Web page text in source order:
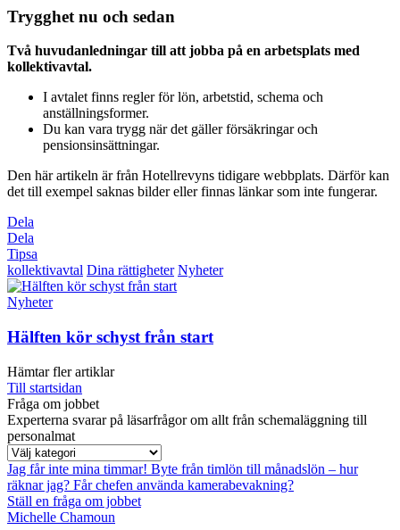
Trygghet nu och sedan
Två huvudanledningar till att jobba på en arbetsplats med
kollektivavtal.
I avtalet finns regler för lön, arbetstid, schema och
anställningsformer.
Du kan vara trygg när det gäller försäkringar och
pensionsinsättningar.
Den här artikeln är från Hotellrevyns tidigare webbplats. Därför kan
det till exempel saknas bilder eller finnas länkar som inte fungerar.
Dela
Dela
Tipsa
kollektivavtal Dina rättigheter Nyheter
Nyheter
Hälften kör schyst från start
Hämtar fler artiklar
Till startsidan
Fråga om jobbet
Experterna svarar på läsarfrågor om allt från schemaläggning till
personalmat
Jag får inte mina timmar! Byte från timlön till månadslön – hur
räknar jag? Får chefen använda kamerabevakning?
Ställ en fråga om jobbet
Michelle Chamoun